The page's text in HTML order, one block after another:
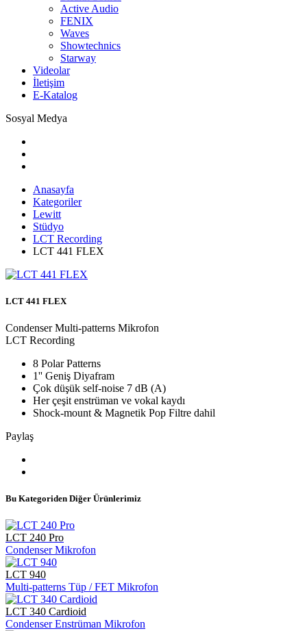
Active Audio
FENIX
Waves
Showtechnics
Starway
Videolar
İletişim
E-Katalog
Sosyal Medya
Anasayfa
Kategoriler
Lewitt
Stüdyo
LCT Recording
LCT 441 FLEX
LCT 441 FLEX
Condenser Multi-patterns Mikrofon
LCT Recording
8 Polar Patterns
1'' Geniş Diyafram
Çok düşük self-noise 7 dB (A)
Her çeşit enstrüman ve vokal kaydı
Shock-mount & Magnetik Pop Filtre dahil
Paylaş
Bu Kategoriden Diğer Ürünlerimiz
LCT 240 Pro
Condenser Mikrofon
LCT 940
Multi-patterns Tüp / FET Mikrofon
LCT 340 Cardioid
Condenser Enstrüman Mikrofon